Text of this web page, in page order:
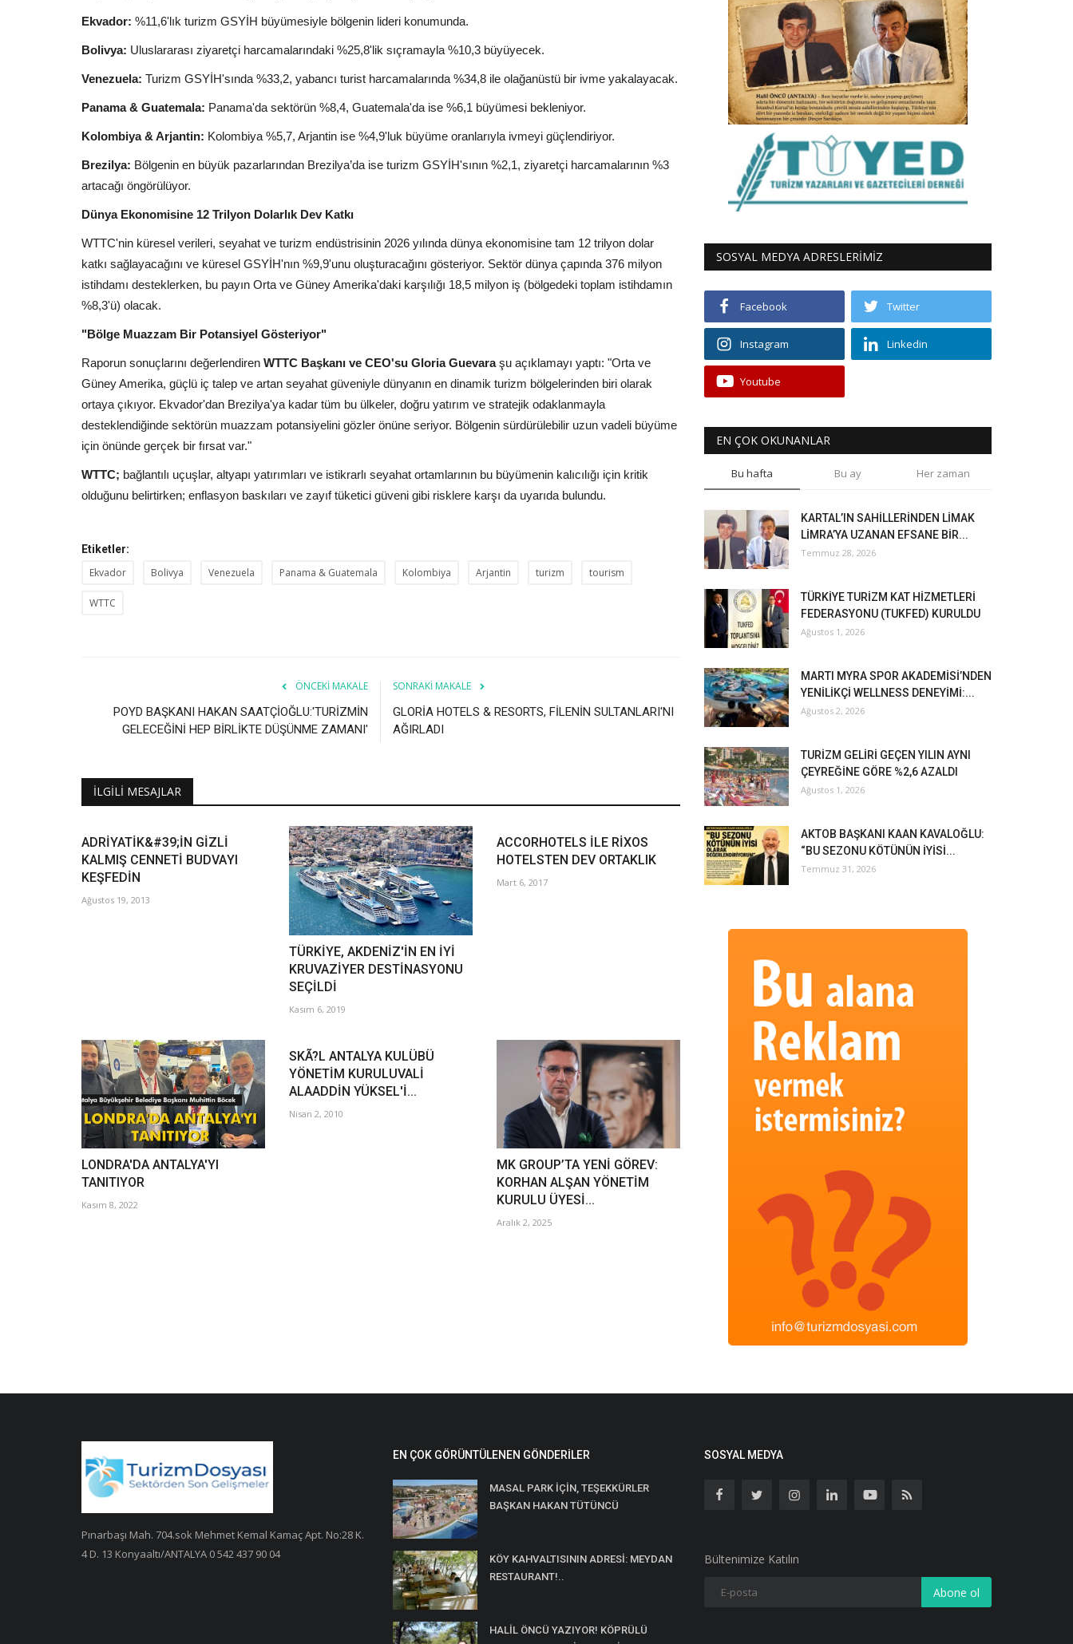
Ekvador: %11,6'lık turizm GSYİH büyümesiyle bölgenin lideri konumunda.
Bolivya: Uluslararası ziyaretçi harcamalarındaki %25,8'lik sıçramayla %10,3 büyüyecek.
Venezuela: Turizm GSYİH'sında %33,2, yabancı turist harcamalarında %34,8 ile olağanüstü bir ivme yakalayacak.
Panama & Guatemala: Panama'da sektörün %8,4, Guatemala'da ise %6,1 büyümesi bekleniyor.
Kolombiya & Arjantin: Kolombiya %5,7, Arjantin ise %4,9'luk büyüme oranlarıyla ivmeyi güçlendiriyor.
Brezilya: Bölgenin en büyük pazarlarından Brezilya’da ise turizm GSYİH'sının %2,1, ziyaretçi harcamalarının %3
artacağı öngörülüyor.
Dünya Ekonomisine 12 Trilyon Dolarlık Dev Katkı
WTTC'nin küresel verileri, seyahat ve turizm endüstrisinin 2026 yılında dünya ekonomisine tam 12 trilyon dolar
katkı sağlayacağını ve küresel GSYİH'nın %9,9'unu oluşturacağını gösteriyor. Sektör dünya çapında 376 milyon
istihdamı desteklerken, bu payın Orta ve Güney Amerika'daki karşılığı 18,5 milyon iş (bölgedeki toplam istihdamın
%8,3'ü) olacak.
"Bölge Muazzam Bir Potansiyel Gösteriyor"
Raporun sonuçlarını değerlendiren WTTC Başkanı ve CEO'su Gloria Guevaraşu açıklamayı yaptı: "Orta ve
Güney Amerika, güçlü iç talep ve artan seyahat güveniyle dünyanın en dinamik turizm bölgelerinden biri olarak
ortaya çıkıyor. Ekvador'dan Brezilya'ya kadar tüm bu ülkeler, doğru yatırım ve stratejik odaklanmayla
desteklendiğinde sektörün muazzam potansiyelini gözler önüne seriyor. Bölgenin sürdürülebilir uzun vadeli büyüme
için önünde gerçek bir fırsat var."
WTTC; bağlantılı uçuşlar, altyapı yatırımları ve istikrarlı seyahat ortamlarının bu büyümenin kalıcılığı için kritik
olduğunu belirtirken; enflasyon baskıları ve zayıf tüketici güveni gibi risklere karşı da uyarıda bulundu.
Etiketler:
Ekvador Bolivya Venezuela Panama & Guatemala Kolombiya Arjantin turizm tourism
WTTC
ÖNCEKI MAKALE
POYD BAŞKANI HAKAN SAATÇİOĞLU:'TURİZMİN
GELECEĞİNİ HEP BİRLİKTE DÜŞÜNME ZAMANI'
SONRAKI MAKALE
GLORİA HOTELS & RESORTS, FİLENİN SULTANLARI'NI
AĞIRLADI
İLGILI MESAJLAR
ADRİYATİK&#39;İN GİZLİ
KALMIŞ CENNETİ BUDVAYI
KEŞFEDİN
Ağustos 19, 2013
TÜRKİYE, AKDENİZ'İN EN İYİ
KRUVAZİYER DESTİNASYONU
SEÇİLDİ
Kasım 6, 2019
ACCORHOTELS İLE RİXOS
HOTELSTEN DEV ORTAKLIK
Mart 6, 2017
LONDRA'DA ANTALYA'YI
TANITIYOR
Kasım 8, 2022
SKÃ?L ANTALYA KULÜBÜ
YÖNETİM KURULUVALİ
ALAADDİN YÜKSEL'İ...
Nisan 2, 2010
MK GROUP’TA YENİ GÖREV:
KORHAN ALŞAN YÖNETİM
KURULU ÜYESİ...
Aralık 2, 2025
SOSYAL MEDYA ADRESLERİMİZ
Facebook Twitter
Instagram Linkedin
Youtube
EN ÇOK OKUNANLAR
Bu hafta Bu ay Her zaman
KARTAL’IN SAHİLLERİNDEN LİMAK
LİMRA’YA UZANAN EFSANE BİR...
Temmuz 28, 2026
TÜRKİYE TURİZM KAT HİZMETLERİ
FEDERASYONU (TUKFED) KURULDU
Ağustos 1, 2026
MARTI MYRA SPOR AKADEMİSİ’NDEN
YENİLİKÇİ WELLNESS DENEYİMİ:...
Ağustos 2, 2026
TURİZM GELİRİ GEÇEN YILIN AYNI
ÇEYREĞİNE GÖRE %2,6 AZALDI
Ağustos 1, 2026
AKTOB BAŞKANI KAAN KAVALOĞLU:
“BU SEZONU KÖTÜNÜN İYİSİ...
Temmuz 31, 2026
Pınarbaşı Mah. 704.sok Mehmet Kemal Kamaç Apt. No:28 K.
4 D. 13 Konyaaltı/ANTALYA 0 542 437 90 04
EN ÇOK GÖRÜNTÜLENEN GÖNDERILER
MASAL PARK İÇİN, TEŞEKKÜRLER
BAŞKAN HAKAN TÜTÜNCÜ
KÖY KAHVALTISININ ADRESİ: MEYDAN
RESTAURANT!..
HALİL ÖNCÜ YAZIYOR! KÖPRÜLÜ
SOSYAL MEDYA
Bültenimize Katılın
Abone ol